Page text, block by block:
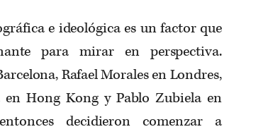
e ideológica es un factor que
para mirar en perspectiva.
Rafael Morales en Londres,
Hong Kong y Pablo Zubiela en
decidieron comenzar a